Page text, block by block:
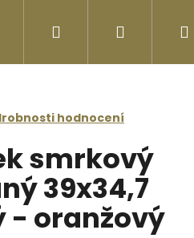
Přihlášení
hodnocení
smrkový
39x34,7
- oranžový